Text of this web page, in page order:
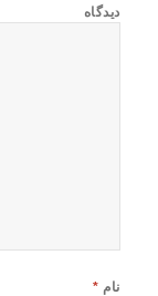
دیدگاه
نام *